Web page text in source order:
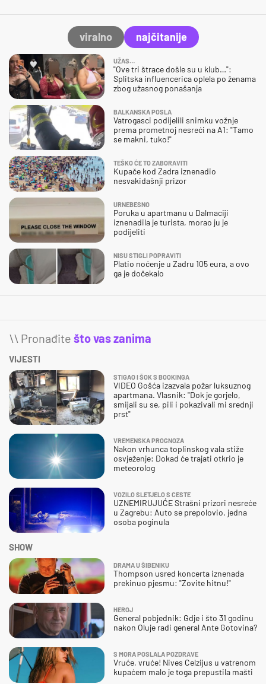
viralno najčitanije
UŽAS…
"Ove tri štrace došle su u klub…":
Splitska influencerica oplela po ženama
zbog užasnog ponašanja
BALKANSKA POSLA
Vatrogasci podijelili snimku vožnje
prema prometnoj nesreći na A1: "Tamo
se makni, tuko!"
TEŠKO ĆE TO ZABORAVITI
Kupače kod Zadra iznenadio
nesvakidašnji prizor
URNEBESNO
Poruka u apartmanu u Dalmaciji
iznenadila je turista, morao ju je
podijeliti
NISU STIGLI POPRAVITI
Platio noćenje u Zadru 105 eura, a ovo
ga je dočekalo
\\ Pronađite što vas zanima
VIJESTI
STIGAO I ŠOK S BOOKINGA
VIDEO Gošća izazvala požar luksuznog
apartmana. Vlasnik: "Dok je gorjelo,
smijali su se, pili i pokazivali mi srednji
prst"
VREMENSKA PROGNOZA
Nakon vrhunca toplinskog vala stiže
osvježenje: Dokad će trajati otkrio je
meteorolog
VOZILO SLETJELO S CESTE
UZNEMIRUJUĆE Strašni prizori nesreće
u Zagrebu: Auto se prepolovio, jedna
osoba poginula
SHOW
DRAMA U ŠIBENIKU
Thompson usred koncerta iznenada
prekinuo pjesmu: "Zovite hitnu!"
HEROJ
General pobjednik: Gdje i što 31 godinu
nakon Oluje radi general Ante Gotovina?
S MORA POSLALA POZDRAVE
Vruće, vruće! Nives Celzijus u vatrenom
kupaćem malo je toga prepustila mašti